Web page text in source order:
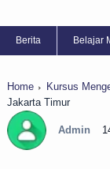
Berita Belajar
Home Kursus
Jakarta Timur
Admin